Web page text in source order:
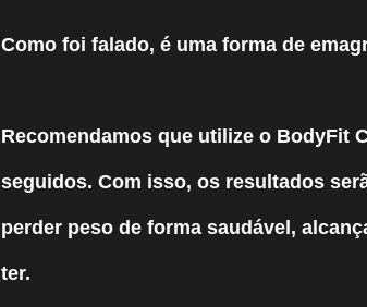
Como foi falado, é uma forma de
Recomendamos que utilize o BodyFit
seguidos. Com isso, os resultados
perder peso de forma saudável,
ter.